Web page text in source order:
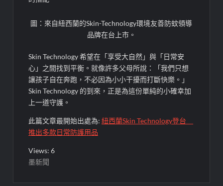
圖：來自紐西蘭的Skin-Technology環境友善防蚊領導
品牌在台上市。
Skin Technology 希望在「享受大自然」與「日常安
心」之間找到平衡。就像許多父母所說：「我們只想
讓孩子自在奔跑，不必因為小小干擾而打斷快樂。」
Skin Technology 的到來，正是為這份單純的小確幸加
上一道守護。
此篇文章最開始出處為:紐西蘭Skin Technology登台
推出多款日常防護用品
Views: 6
墨新聞